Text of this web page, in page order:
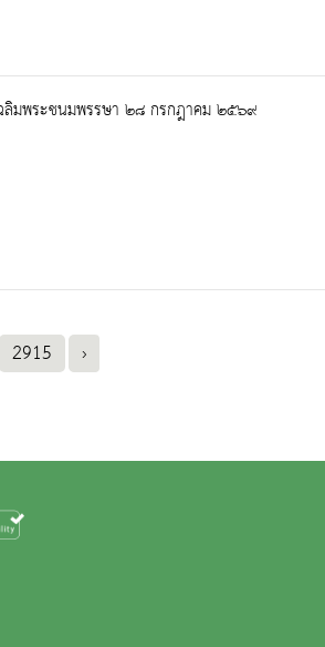
ฉลิมพระชนมพรรษา ๒๘ กรกฎาคม ๒๕๖๙
2915 ›